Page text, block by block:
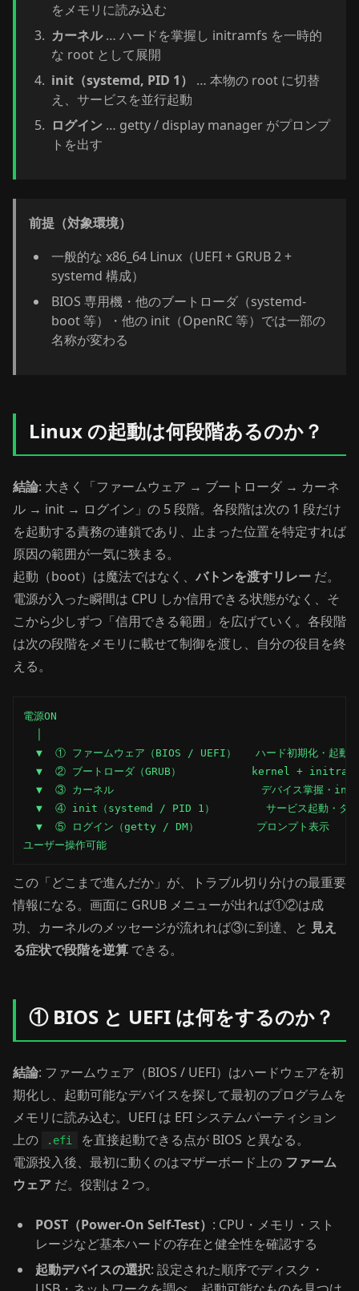
をメモリに読み込む
カーネル… ハードを掌握し initramfs を一時的
な root として展開
init（systemd, PID 1）
… 本物の root に切替
え、サービスを並行起動
ログイン … getty / display manager がプロンプ
トを出す
前提（対象環境）
一般的な x86_64 Linux（UEFI + GRUB 2 +
systemd 構成）
BIOS 専用機・他のブートローダ（systemd-
boot 等）・他の init（OpenRC 等）では一部の
名称が変わる
Linux の起動は何段階あるのか？
結論: 大きく「ファームウェア → ブートローダ → カーネ
ル → init → ログイン」の 5 段階。各段階は次の 1 段だけ
を起動する責務の連鎖であり、止まった位置を特定すれば
原因の範囲が一気に狭まる。
起動（boot）は魔法ではなく、 バトンを渡すリレー だ。
電源が入った瞬間は CPU しか信用できる状態がなく、そ
こから少しずつ「信用できる範囲」を広げていく。各段階
は次の段階をメモリに載せて制御を渡し、自分の役目を終
える。
電源ON
▼  ① ファームウェア（BIOS / UEFI）   ハード初期化・起動デ
▼  ② ブートローダ（GRUB）           kernel +
▼  ③ カーネル                       デバイス掌握・
▼  ④ init（systemd / PID 1）        サービス起動・ター
  ▼  ⑤ ログイン（getty / DM）         プロンプト表示
ユーザー操作可能
この「どこまで進んだか」が、トラブル切り分けの最重要
情報になる。画面に GRUB メニューが出れば①②は成
功、カーネルのメッセージが流れれば③に到達、と 見え
る症状で段階を逆算 できる。
① BIOS と UEFI は何をするのか？
結論: ファームウェア（BIOS / UEFI）はハードウェアを初
期化し、起動可能なデバイスを探して最初のプログラムを
メモリに読み込む。UEFI は EFI システムパーティション
上の
.efi
を直接起動できる点が BIOS と異なる。
電源投入後、最初に動くのはマザーボード上の ファーム
ウェア だ。役割は 2 つ。
POST（Power-On Self-Test） : CPU・メモリ・スト
レージなど基本ハードの存在と健全性を確認する
起動デバイスの選択: 設定された順序でディスク・